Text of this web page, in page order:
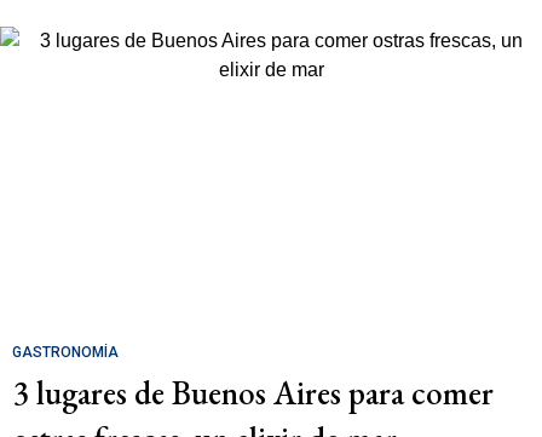
GASTRONOMÍA
3 lugares de Buenos Aires para comer